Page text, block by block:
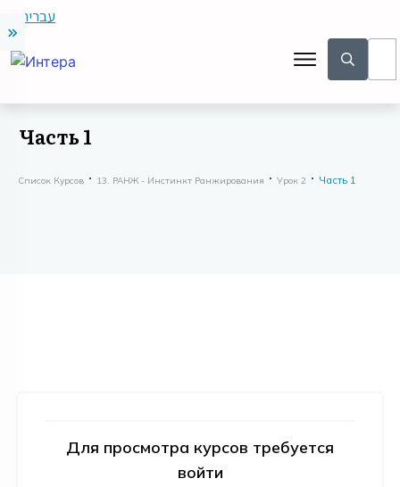
עברית
Часть 1
Список Курсов 13. РАНЖ - Инстинкт Ранжирования Урок 2 Часть 1
Для просмотра курсов требуется
войти